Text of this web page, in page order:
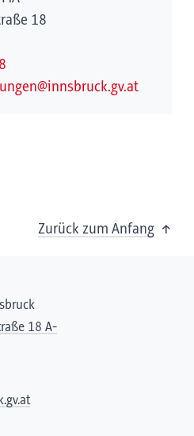
18
Zurück zum Anfang
18 A-